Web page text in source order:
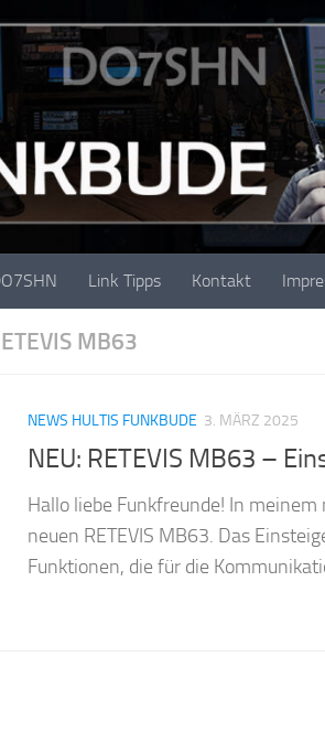
Link Tipps Kontakt
MB63
NEWS HULTIS FUNKBUDE 3. MÄRZ 2025
NEU: RETEVIS MB63 –
Hallo liebe Funkfreunde! In
neuen RETEVIS MB63. Das
Funktionen, die für die